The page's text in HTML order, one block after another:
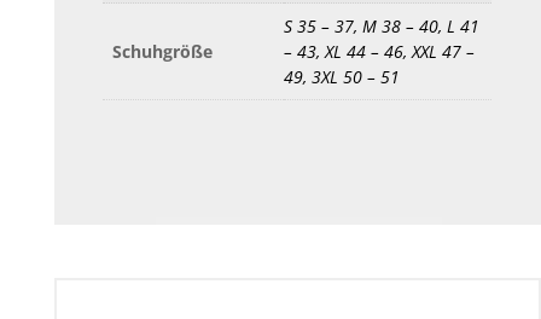
Schuhgröße
S 35 – 37, M 38 – 40, L 41
– 43, XL 44 – 46, XXL 47 –
49, 3XL 50 – 51